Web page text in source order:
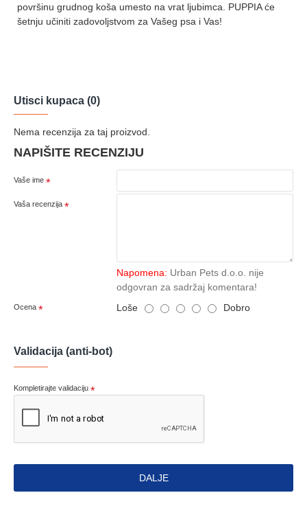
površinu grudnog koša umesto na vrat ljubimca. PUPPIA će
šetnju učiniti zadovoljstvom za Vašeg psa i Vas!
Utisci kupaca (0)
Nema recenzija za taj proizvod.
NAPIŠITE RECENZIJU
Vaše ime
Vaša recenzija
Napomena: Urban Pets d.o.o. nije
odgovran za sadržaj komentara!
Ocena Loše Dobro
Validacija (anti-bot)
Kompletirajte validaciju
DALJE